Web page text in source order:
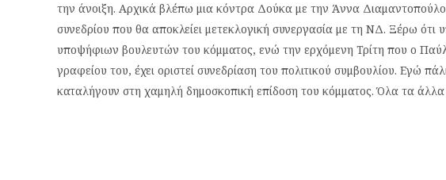
την άνοιξη. Αρχικά βλέπω μια κόντρα Δούκα με την Άννα
συνεδρίου που θα αποκλείει μετεκλογική συνεργασία με τη ΝΔ. Ξέρω ότι
υποψήφιων βουλευτών του κόμματος, ενώ την ερχόμενη Τρίτη που ο
γραφείου του, έχει οριστεί συνεδρίαση του πολιτικού συμβουλίου. Εγώ
καταλήγουν στη χαμηλή δημοσκοπική επίδοση του κόμματος. Όλα τα άλλα